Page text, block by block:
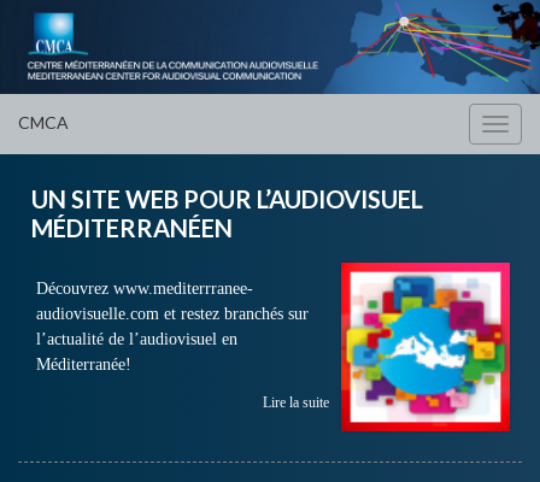
CMCA
UN SITE WEB POUR L’AUDIOVISUEL
MÉDITERRANÉEN
Découvrez www.mediterrranee-
audiovisuelle.com et restez branchés sur
l’actualité de l’audiovisuel en
Méditerranée!
Lire la suite